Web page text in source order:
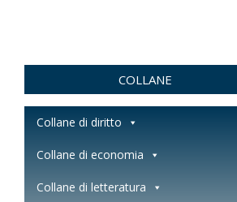
COLLANE
Collane di diritto
Collane di economia
Collane di letteratura